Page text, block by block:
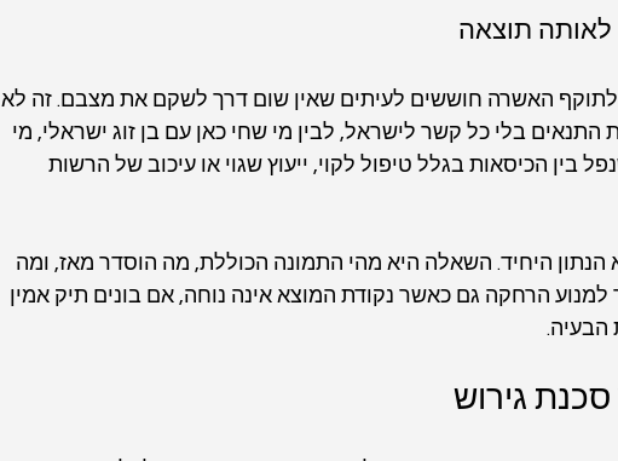
לאותה תוצאה
האשרה חוששים לעיתים שאין שום דרך לשקם את מצבם. זה לא
התנאים בלי כל קשר לישראל, לבין מי שחי כאן עם בן זוג ישראלי, מי
בין הכיסאות בגלל טיפול לקוי, ייעוץ שגוי או עיכוב של הרשות
היחיד. השאלה היא מהי התמונה הכוללת, מה הוסדר מאז, ומה
למנוע הרחקה גם כאשר נקודת המוצא אינה נוחה, אם בונים תיק אמין
הבעיה.
גירוש